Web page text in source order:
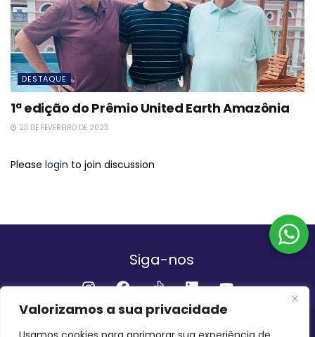
Valorizamos a sua privacidade
DESTAQUE
1ª edição do Prêmio United Earth Amazônia
23 DE FEVEREIRO DE 2023
Please login to join discussion
Siga-nos
Institucional